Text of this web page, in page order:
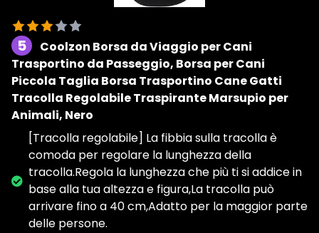
5
Coolzon Borsa da Viaggio per Cani
Trasportino da Passeggio, Borsa per Cani
Piccola Taglia Borsa Trasportino Cane Gatti
Tracolla Regolabile Traspirante Marsupio per
Animali, Nero
[Tracolla regolabile] La fibbia sulla tracolla è
comoda per regolare la lunghezza della
tracolla.Regola la lunghezza che più ti si addice in
base alla tua altezza e figura,La tracolla può
arrivare fino a 40 cm,Adatto per la maggior parte
delle persone.